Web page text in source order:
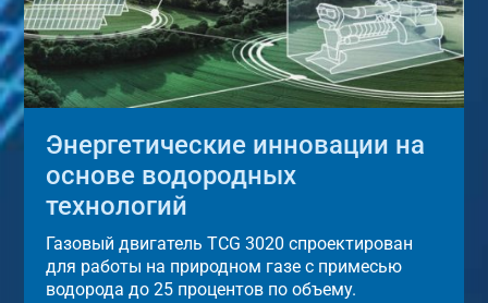
Энергетические инновации на
основе водородных
технологий
Газовый двигатель TCG 3020 спроектирован
для работы на природном газе с примесью
водорода до 25 процентов по объему.